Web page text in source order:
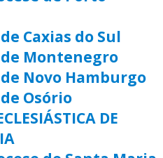
Caxias do Sul
de Montenegro
Novo Hamburgo
Osório
DE